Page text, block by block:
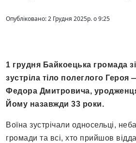
Опубліковано: 2 Грудня 2025р. о 9:25
1 грудня Байкоецька громада
зустріла тіло полеглого Героя
Федора Дмитровича,
Йому назавжди 33 роки.
Воїна зустрічали односельці,
громади та всі, хто прийшов